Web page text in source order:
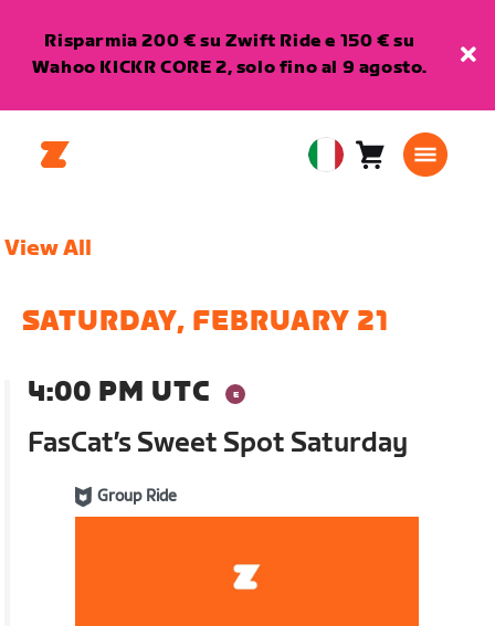
Risparmia 200 € su Zwift Ride e 150 € su
Wahoo KICKR CORE 2, solo fino al 9 agosto.
EuropeanCarrello0
View All
SATURDAY, FEBRUARY 21
4:00 PM UTC
FasCat’s Sweet Spot Saturday
Group Ride